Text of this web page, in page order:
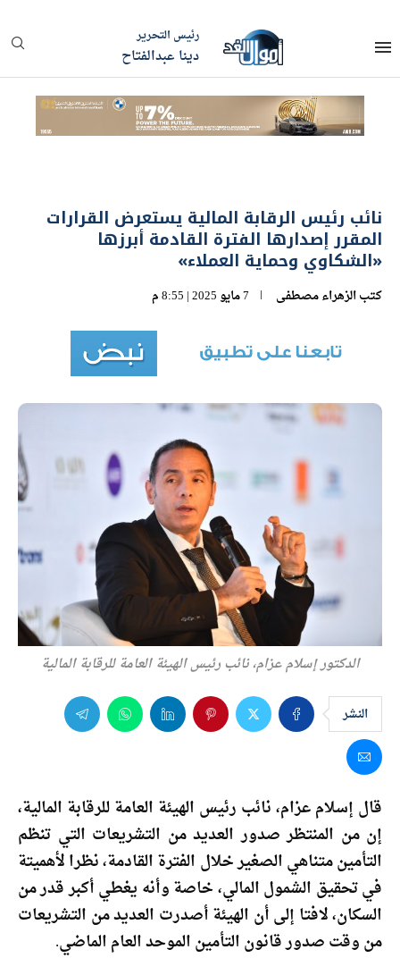
رئيس التحرير
دينا عبدالفتاح
نائب رئيس الرقابة المالية يستعرض القرارات
المقرر إصدارها الفترة القادمة أبرزها
«الشكاوي وحماية العملاء»
كتبالزهراء مصطفى 7 مايو 2025 | 8:55 م
الدكتور إسلام عزام، نائب رئيس الهيئة العامة للرقابة المالية
النشر
قال إسلام عزام، نائب رئيس الهيئة العامة للرقابة المالية،
إن من المنتظر صدور العديد من التشريعات التي تنظم
التأمين متناهي الصغير خلال الفترة القادمة، نظرا لأهميتة
في تحقيق الشمول المالي، خاصة وأنه يغطي أكبر قدر من
السكان، لافتا إلى أن الهيئة أصدرت العديد من التشريعات
من وقت صدور قانون التأمين الموحد العام الماضي.